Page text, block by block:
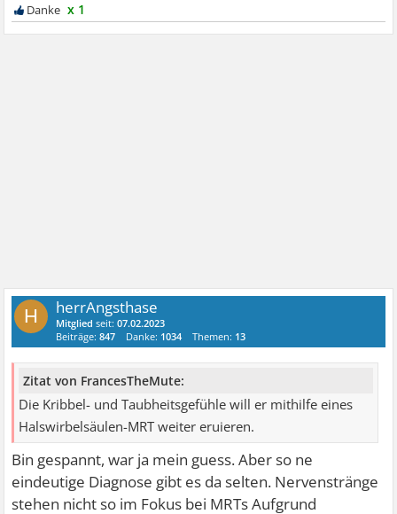
x 1
H herrAngsthase
Mitglied seit:07.02.2023
Beiträge:847 Danke: 1034 Themen: 13
Zitat von FrancesTheMute:
Die Kribbel- und Taubheitsgefühle will er mithilfe eines
Halswirbelsäulen-MRT weiter eruieren.
Bin gespannt, war ja mein guess. Aber so ne
eindeutige Diagnose gibt es da selten. Nervenstränge
stehen nicht so im Fokus bei MRTs Aufgrund